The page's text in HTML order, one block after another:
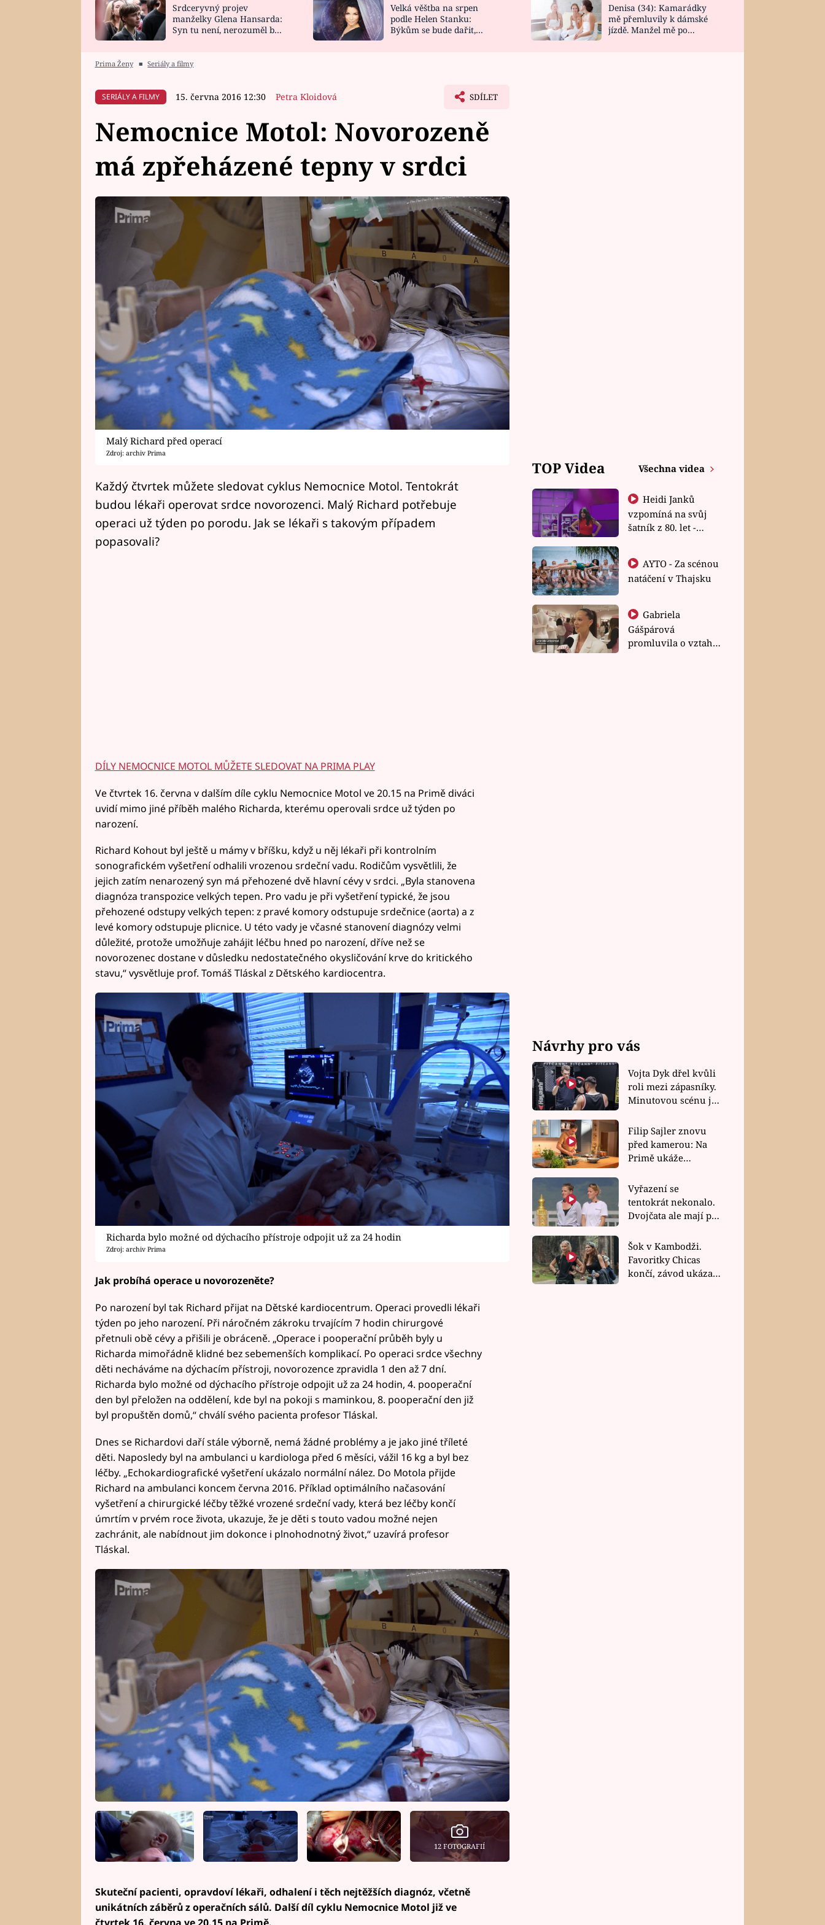
HOROSKOP NA
CELEBRITY
VAŘENÍ
NOVINKY
VIDEORECEPTY
DESIGN
Srdceryvný projev
manželky Glena Hansarda:
Syn tu není, nerozuměl by
Velká věštba na srpen
podle Helen Stanku:
Býkům se bude dařit,
Denisa (34): Kamarádky
mě přemluvily k dámské
jízdě. Manžel mě po
Prima Ženy ■ Seriály a filmy
SERIÁLY A FILMY 15. června 2016 12:30 Petra Kloidová SDÍLET
Nemocnice Motol: Novorozeně
má zpřeházené tepny v srdci
Malý Richard před operací
Zdroj: archiv Prima
Každý čtvrtek můžete sledovat cyklus Nemocnice Motol. Tentokrát
budou lékaři operovat srdce novorozenci. Malý Richard potřebuje
operaci už týden po porodu. Jak se lékaři s takovým případem
popasovali?
DÍLY NEMOCNICE MOTOL MŮŽETE SLEDOVAT NA PRIMA PLAY
Ve čtvrtek 16. června v dalším díle cyklu Nemocnice Motol ve 20.15 na Primě diváci
uvidí mimo jiné příběh malého Richarda, kterému operovali srdce už týden po
narození.
Richard Kohout byl ještě u mámy v bříšku, když u něj lékaři při kontrolním
sonografickém vyšetření odhalili vrozenou srdeční vadu. Rodičům vysvětlili, že
jejich zatím nenarozený syn má přehozené dvě hlavní cévy v srdci. „Byla stanovena
diagnóza transpozice velkých tepen. Pro vadu je při vyšetření typické, že jsou
přehozené odstupy velkých tepen: z pravé komory odstupuje srdečnice (aorta) a z
levé komory odstupuje plicnice. U této vady je včasné stanovení diagnózy velmi
důležité, protože umožňuje zahájit léčbu hned po narození, dříve než se
novorozenec dostane v důsledku nedostatečného okysličování krve do kritického
stavu,“ vysvětluje prof. Tomáš Tláskal z Dětského kardiocentra.
Richarda bylo možné od dýchacího přístroje odpojit už za 24 hodin
Zdroj: archiv Prima
Jak probíhá operace u novorozeněte?
Po narození byl tak Richard přijat na Dětské kardiocentrum. Operaci provedli lékaři
týden po jeho narození. Při náročném zákroku trvajícím 7 hodin chirurgové
přetnuli obě cévy a přišili je obráceně. „Operace i pooperační průběh byly u
Richarda mimořádně klidné bez sebemenších komplikací. Po operaci srdce všechny
děti necháváme na dýchacím přístroji, novorozence zpravidla 1 den až 7 dní.
Richarda bylo možné od dýchacího přístroje odpojit už za 24 hodin, 4. pooperační
den byl přeložen na oddělení, kde byl na pokoji s maminkou, 8. pooperační den již
byl propuštěn domů,“ chválí svého pacienta profesor Tláskal.
Dnes se Richardovi daří stále výborně, nemá žádné problémy a je jako jiné tříleté
děti. Naposledy byl na ambulanci u kardiologa před 6 měsíci, vážil 16 kg a byl bez
léčby. „Echokardiografické vyšetření ukázalo normální nález. Do Motola přijde
Richard na ambulanci koncem června 2016. Příklad optimálního načasování
vyšetření a chirurgické léčby těžké vrozené srdeční vady, která bez léčby končí
úmrtím v prvém roce života, ukazuje, že je děti s touto vadou možné nejen
zachránit, ale nabídnout jim dokonce i plnohodnotný život,“ uzavírá profesor
Tláskal.
12 FOTOGRAFIÍ
Skuteční pacienti, opravdoví lékaři, odhalení i těch nejtěžších diagnóz, včetně
unikátních záběrů z operačních sálů. Další díl cyklu Nemocnice Motol již ve
TOP Videa Všechna videa
Heidi Janků
vzpomíná na svůj
šatník z 80. let -
natáčení v Thajsku
Gabriela
Gášpárová
promluvila o vztahu
Návrhy pro vás
Vojta Dyk dřel kvůli
roli mezi zápasníky.
Minutovou scénu jel
Filip Sajler znovu
před kamerou: Na
Primě ukáže
rychlé recepty
Vyřazení se
tentokrát nekonalo.
Dvojčata ale mají po
závodu nůž na krku
Šok v Kambodži.
Favoritky Chicas
končí, závod ukázal